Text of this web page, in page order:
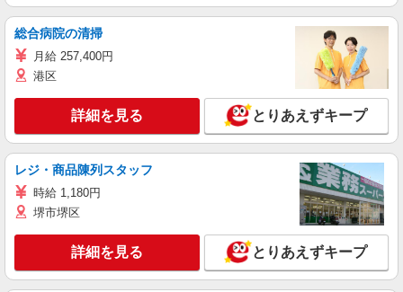
総合病院の清掃
月給 257,400円
港区
詳細を見る とりあえずキープ
レジ・商品陳列スタッフ
時給 1,180円
堺市堺区
詳細を見る とりあえずキープ